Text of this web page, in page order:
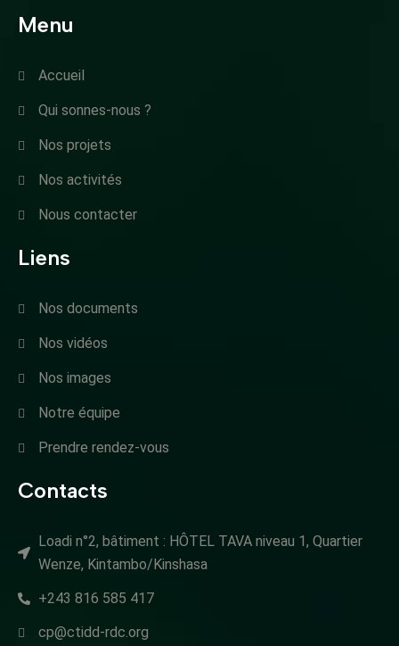
Menu
Accueil
Qui sonnes-nous ?
Nos projets
Nos activités
Nous contacter
Liens
Nos documents
Nos vidéos
Nos images
Notre équipe
Prendre rendez-vous
Contacts
Loadi n°2, bâtiment : HÔTEL TAVA niveau 1, Quartier
Wenze, Kintambo/Kinshasa
+243 816 585 417
cp@ctidd-rdc.org